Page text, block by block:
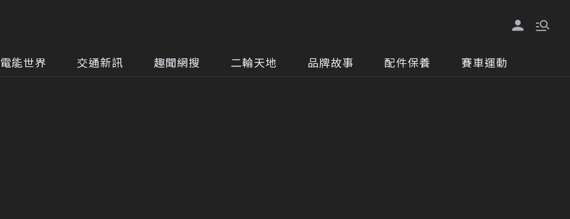
電能世界 交通新訊 趣聞網搜 二輪天地 品牌故事 配件保養 賽車運動